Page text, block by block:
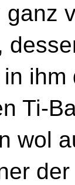
ganz
ihm
Ti-
wol